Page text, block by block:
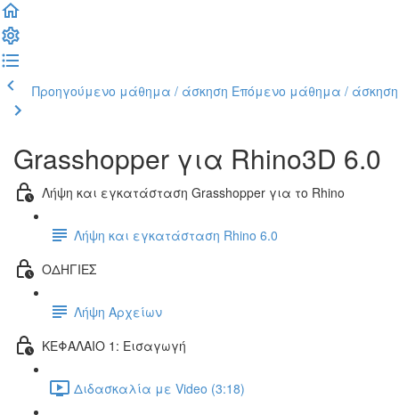
Προηγούμενο μάθημα / άσκηση Επόμενο μάθημα / άσκηση
Grasshopper για Rhino3D 6.0
Λήψη και εγκατάσταση Grasshopper για το Rhino
Λήψη και εγκατάσταση Rhino 6.0
ΟΔΗΓΙΕΣ
Λήψη Αρχείων
ΚΕΦΑΛΑΙΟ 1: Εισαγωγή
Διδασκαλία με Video (3:18)